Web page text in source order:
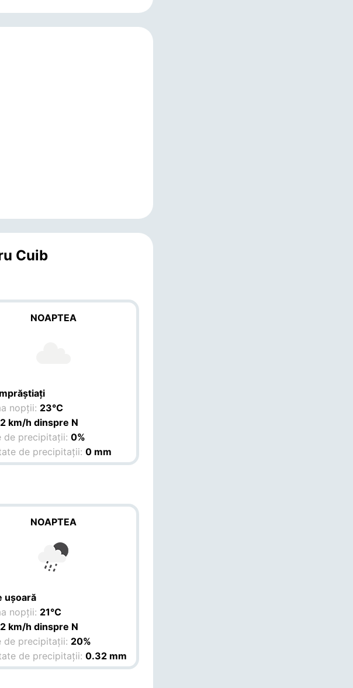
Cuib
NOAPTEA
nopții: 23°C
2 km/h dinspre N
de precipitații:0%
de precipitații:0 mm
NOAPTEA
ușoară
nopții: 21°C
2 km/h dinspre N
de precipitații: 20%
de precipitații:0.32 mm